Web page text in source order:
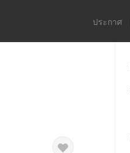
ประกาศ